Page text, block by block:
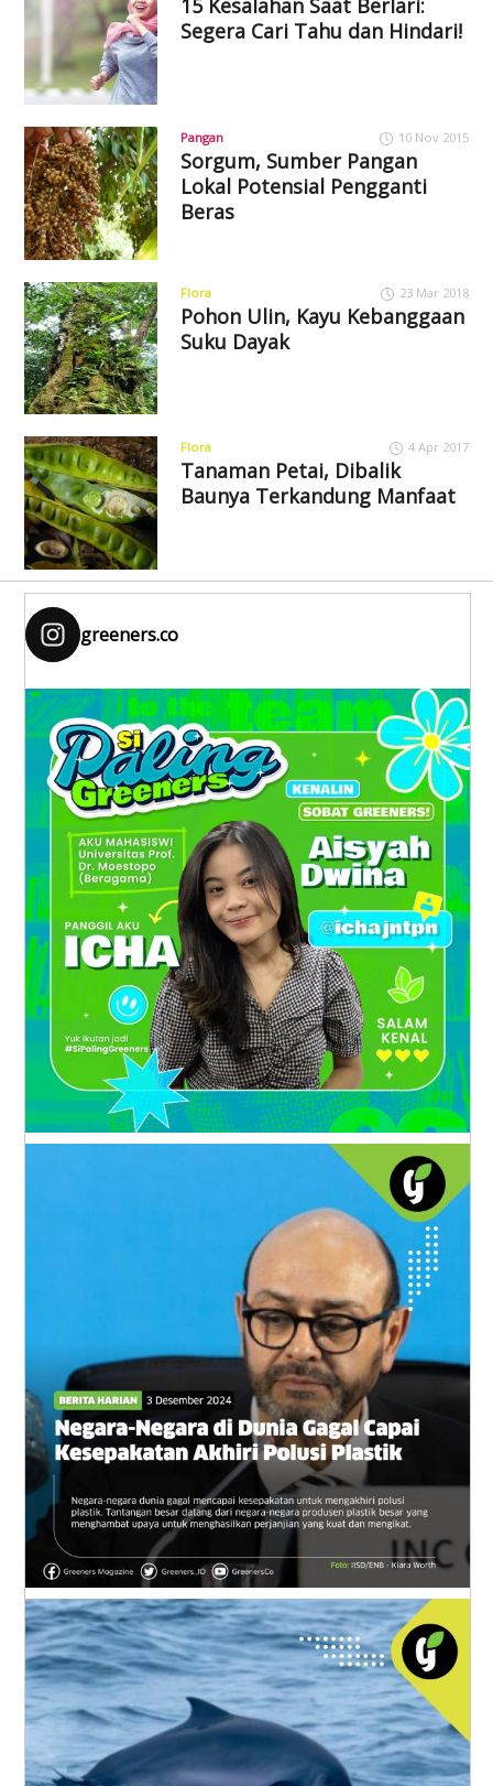
Segera Cari Tahu dan Hindari!
Pangan 10 Nov 2015
Sorgum, Sumber Pangan
Lokal Potensial Pengganti
Beras
Flora 23 Mar 2018
Pohon Ulin, Kayu Kebanggaan
Suku Dayak
Flora 4 Apr 2017
Tanaman Petai, Dibalik
Baunya Terkandung Manfaat
greeners.co